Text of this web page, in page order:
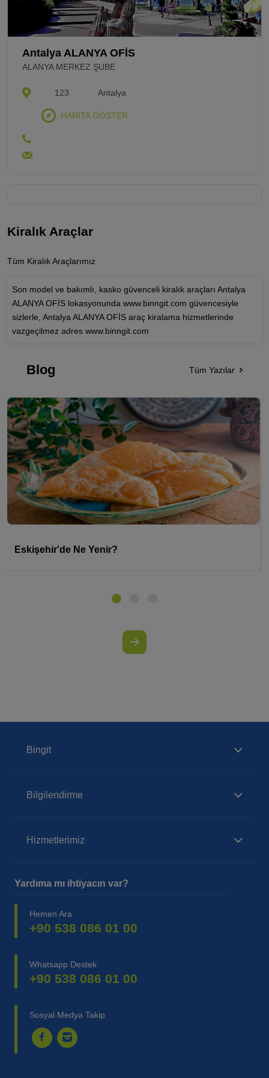
Kiralık Araçlar
Tüm Kiralık Araçlarımız
Son model ve bakımlı, kasko güvenceli kiralık araçları Antalya
ALANYA OFİS lokasyonunda www.binngit.com güvencesiyle
sizlerle, Antalya ALANYA OFİS araç kiralama hizmetlerinde
vazgeçilmez adres www.binngit.com
Blog Tüm Yazılar
Eskişehir'de Ne Yenir?
Antalya ALANYA OFİS
ALANYA MERKEZ ŞUBE
123 Antalya
HARİTA GÖSTER
Bingit
Bilgilendirme
Hizmetlerimiz
Yardıma mı ihtiyacın var?
Hemen Ara
+90 538 086 01 00
Whatsapp Destek
+90 538 086 01 00
Sosyal Medya Takip